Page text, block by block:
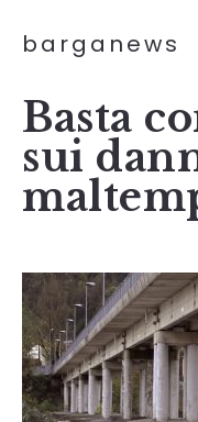
barganews
Basta
sui